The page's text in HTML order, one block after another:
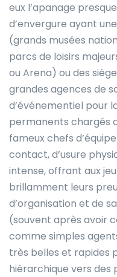
eux l’apanage
d’envergure ayant
(grands musées
parcs de loisirs
ou Arena) ou des
grandes agences de
d’événementiel pour
permanents chargés
fameux chefs
contact, d’usure
intense, offrant aux
brillamment leurs
d’organisation et de
(souvent après avoir
comme simples
très belles et rapides
hiérarchique vers des